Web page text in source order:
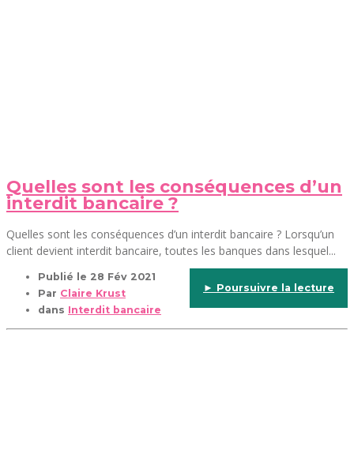
Quelles sont les conséquences d’un
interdit bancaire ?
Quelles sont les conséquences d’un interdit bancaire ? Lorsqu’un
client devient interdit bancaire, toutes les banques dans lesquel...
Publié le 28 Fév 2021
Par Claire Krust
dans Interdit bancaire
► Poursuivre la lecture